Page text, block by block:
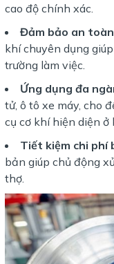
cao độ chính xác.
Đảm bảo an
khí chuyên dụng
trường làm việc.
Ứng dụng đa
tử, ô tô xe máy, cho
cụ cơ khí hiện diện ở
Tiết kiệm chi phí
bản giúp chủ động
thợ.